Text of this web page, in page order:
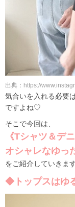
出典：https://
気合いを入れる必要
ですよね♡
そこで今回は、
《Tシャツ＆デ
オシャレなゆっ
をご紹介していきま
◆トップスはゆ